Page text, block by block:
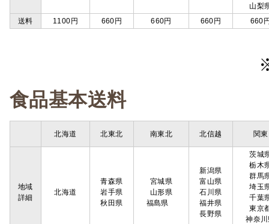
山梨
送料
1100円 660円 660円 660円 660
食品基本送料
北海道 北東北 南東北 北信越 関東
地域
詳細
北海道
青森県
岩手県
秋田県
宮城県
山形県
福島県
新潟県
富山県
石川県
福井県
長野県
茨城
栃木
群馬
埼玉
千葉
東京
神奈